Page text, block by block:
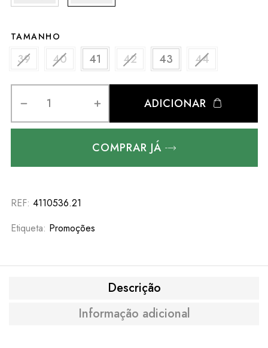
TAMANHO
39 40 41 42 43 44
ADICIONAR
COMPRAR JÁ
REF: 4110536.21
Etiqueta: Promoções
Descrição
Informação adicional